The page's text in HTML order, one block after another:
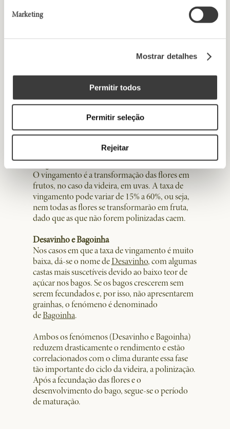
Marketing
Mostrar detalhes
Permitir todos
Permitir seleção
Rejeitar
energia suficiente para a multiplicação celular e a
no hemisfério sul, de novembro a dezembro.
Condições favoráveis à floração
O aumento da temperatura no decorrer da
primavera, permitirá à videira florescer sem
desejadas chuvas ou ventos fortes, pois podem
comprometer a polinização das vinhas e,
consequentemente, o seu vingamento.
Vingamento
O vingamento é a transformação das flores em
frutos, no caso da videira, em uvas. A taxa de
vingamento pode variar de 15% a 60%, ou seja,
nem todas as flores se transformarão em fruta,
dado que as que não forem polinizadas caem.
Desavinho e Bagoinha
Nos casos em que a taxa de vingamento é muito
baixa, dá-se o nome deDesavinho, com algumas
castas mais suscetíveis devido ao baixo teor de
açúcar nos bagos. Se os bagos crescerem sem
serem fecundados e, por isso, não apresentarem
grainhas, o fenómeno é denominado
deBagoinha.
Ambos os fenómenos (Desavinho e Bagoinha)
reduzem drasticamente o rendimento e estão
correlacionados com o clima durante essa fase
tão importante do ciclo da videira, a polinização.
Após a fecundação das flores e o
desenvolvimento do bago, segue-se o período
de maturação.